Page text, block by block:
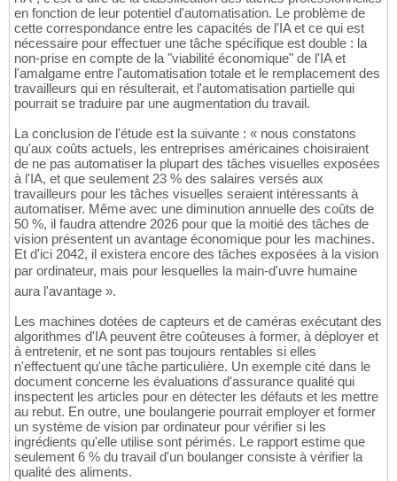
en fonction de leur potentiel d'automatisation. Le problème de
cette correspondance entre les capacités de l'IA et ce qui est
nécessaire pour effectuer une tâche spécifique est double : la
non-prise en compte de la "viabilité économique" de l'IA et
l'amalgame entre l'automatisation totale et le remplacement des
travailleurs qui en résulterait, et l'automatisation partielle qui
pourrait se traduire par une augmentation du travail.
La conclusion de l'étude est la suivante : « nous constatons
qu'aux coûts actuels, les entreprises américaines choisiraient
de ne pas automatiser la plupart des tâches visuelles exposées
à l'IA, et que seulement 23 % des salaires versés aux
travailleurs pour les tâches visuelles seraient intéressants à
automatiser. Même avec une diminution annuelle des coûts de
50 %, il faudra attendre 2026 pour que la moitié des tâches de
vision présentent un avantage économique pour les machines.
Et d'ici 2042, il existera encore des tâches exposées à la vision
par ordinateur, mais pour lesquelles la main-d'uvre humaine
aura l'avantage ».
Les machines dotées de capteurs et de caméras exécutant des
algorithmes d'IA peuvent être coûteuses à former, à déployer et
à entretenir, et ne sont pas toujours rentables si elles
n'effectuent qu'une tâche particulière. Un exemple cité dans le
document concerne les évaluations d'assurance qualité qui
inspectent les articles pour en détecter les défauts et les mettre
au rebut. En outre, une boulangerie pourrait employer et former
un système de vision par ordinateur pour vérifier si les
ingrédients qu'elle utilise sont périmés. Le rapport estime que
seulement 6 % du travail d'un boulanger consiste à vérifier la
qualité des aliments.